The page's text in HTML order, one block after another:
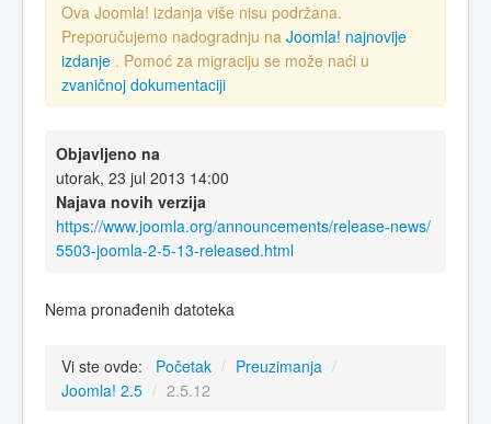
Ova Joomla! izdanja više nisu podržana.
Preporučujemo nadogradnju na Joomla! najnovije
izdanje . Pomoć za migraciju se može naći u
zvaničnoj dokumentaciji
Objavljeno na
utorak, 23 jul 2013 14:00
Najava novih verzija
https://www.joomla.org/announcements/release-news/
5503-joomla-2-5-13-released.html
Nema pronađenih datoteka
Vi ste ovde: Početak / Preuzimanja /
Joomla! 2.5 / 2.5.12